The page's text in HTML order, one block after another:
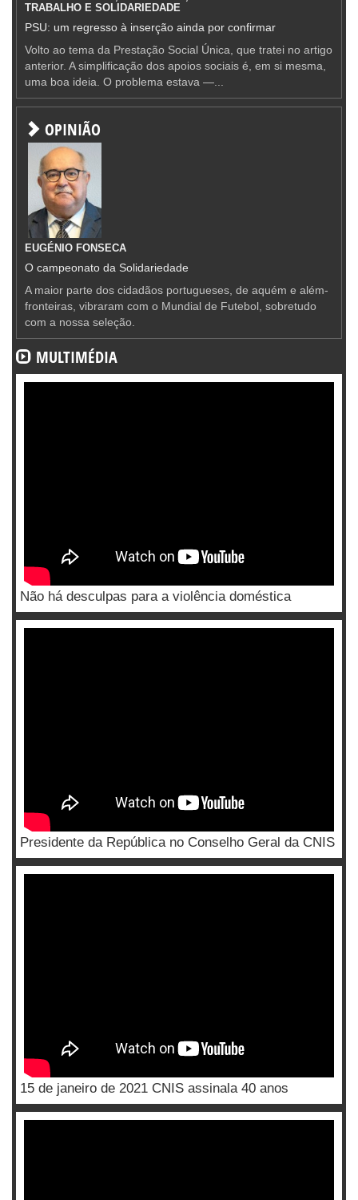
TRABALHO E SOLIDARIEDADE
PSU: um regresso à inserção ainda por confirmar
Volto ao tema da Prestação Social Única, que tratei no artigo
anterior. A simplificação dos apoios sociais é, em si mesma,
uma boa ideia. O problema estava —...
OPINIÃO
EUGÉNIO FONSECA
O campeonato da Solidariedade
A maior parte dos cidadãos portugueses, de aquém e além-
fronteiras, vibraram com o Mundial de Futebol, sobretudo
com a nossa seleção.
MULTIMÉDIA
Não há desculpas para a violência doméstica
Presidente da República no Conselho Geral da CNIS
15 de janeiro de 2021 CNIS assinala 40 anos